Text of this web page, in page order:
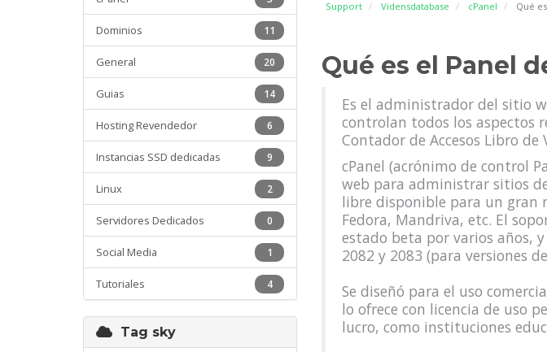
Support Vidensdatabase cPanel Qué
11
Dominios
20
General
14
Guias
6
Hosting Revendedor
9
Instancias SSD dedicadas
2
Linux
0
Servidores Dedicados
1
Social Media
4
Tutoriales
Qué es el Panel
Es el administrador del sitio
controlan todos los aspectos
Contador de Accesos Libro de
cPanel (acrónimo de control
web para administrar sitios
libre disponible para un gran
Fedora, Mandriva, etc. El
estado beta por varios años,
2082 y 2083 (para versiones
Se diseñó para el uso
lo ofrece con licencia de uso
lucro, como instituciones
Tag sky